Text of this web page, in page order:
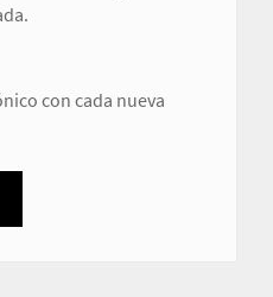
con cada nueva